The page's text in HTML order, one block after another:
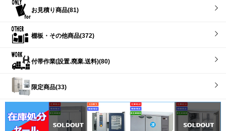
お見積り商品(81)
棚板・その他商品(372)
付帯作業(設置.廃棄.送料)(80)
限定商品(33)